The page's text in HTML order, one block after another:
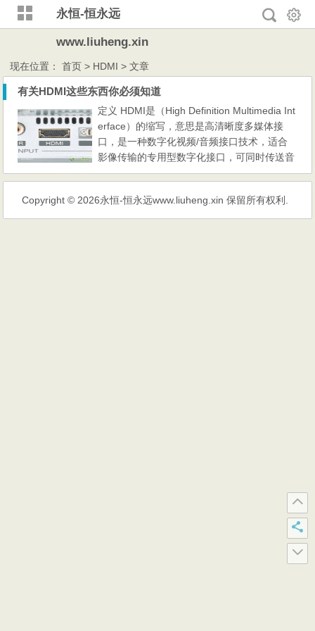
永恒-恒永远
www.liuheng.xin
现在位置：首页 > HDMI > 文章
有关HDMI这些东西你必须知道
定义 HDMI是（High Definition Multimedia Int
erface）的缩写，意思是高清晰度多媒体接
口，是一种数字化视频/音频接口技术，适合
影像传输的专用型数字化接口，可同时传送音
频和影像信号，最高数据传输速度为48Gbps
或者模/数转换。HDMI可搭配宽带数字内容保
护（HDCP），以防止具有著作权的影音内容
Copyright © 2026永恒-恒永远www.liuheng.xin 保留所有权利.